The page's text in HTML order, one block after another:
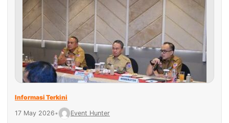
Informasi Terkini
17 May 2026• Event Hunter